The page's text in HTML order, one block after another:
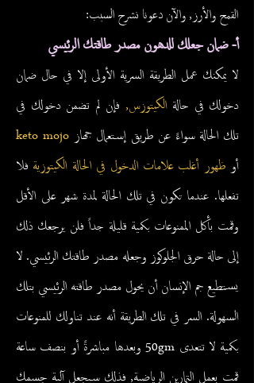
القمح والأرز, والآن دعونا نشرح السبب:
أ- ضمان جعلك للدهون مصدر طاقتك الرئيسي
لا يمكنك عمل الطريقة السرية الأولى إلا في حال ضمان
دخولك في حالةالكيتوزس, فإن لم تضمن دخولك في
تلك الحالة سواءً عن طريق إستعمال جهاز keto mojo
أوظهور أغلب علامات الدخول في الحالة الكيتوزية فلا
تفعلها. عندما تكون في تلك الحالة لمدة شهر على الأقل
وقمت بأكل الممنوعات بكمية قليلة جداً فلن يرجعك ذلك
إلى حالة حرق الجلوكوز وجعله مصدر طاقتك الرئيسي. لا
يستطيع جم الإنسان أن يحول مصدر طاقته الرئيسي بتلك
السهولة. السر في تلك الطريقة أنه عند تناولك للمنوعات
بكمية لا تتعدى 50gm وبعدها مباشرةً أو بنصف ساعة
قمت بعمل التمارين الرياضية, فذلك سيجعل آلية جسمك